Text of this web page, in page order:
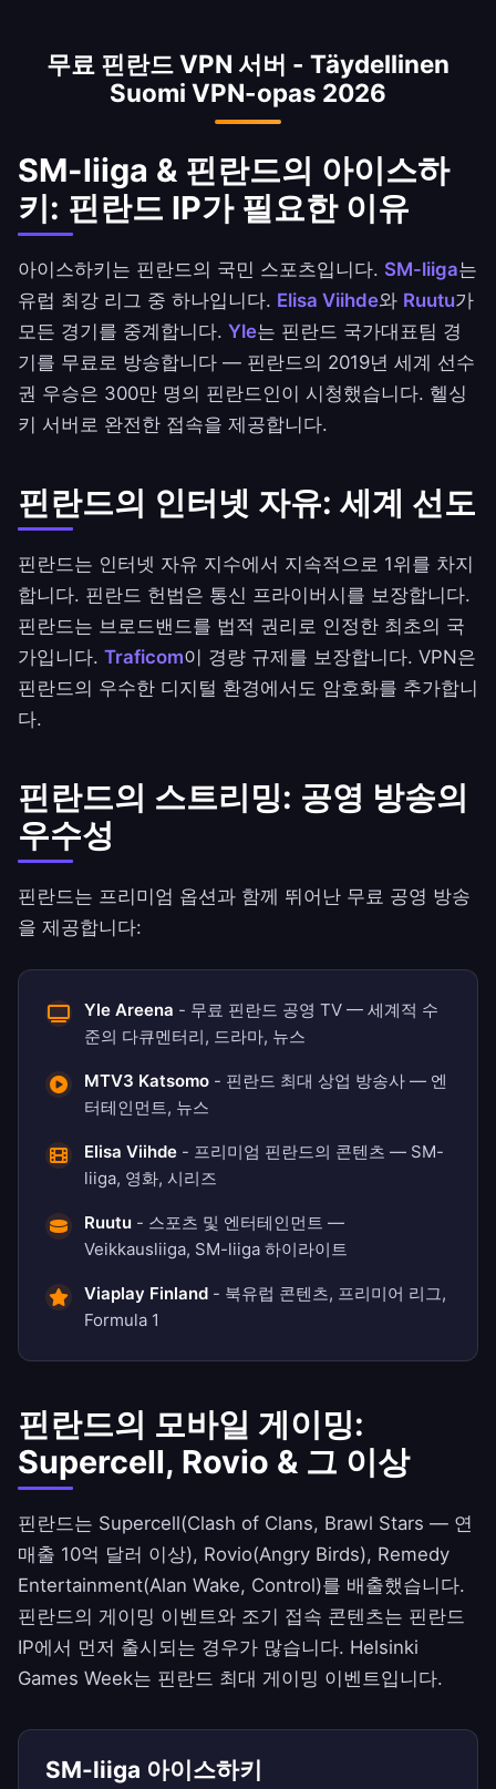
는 핀란드의 최고 인기 스포츠로, 전체 중계에는
핀란드 IP가 필요합니다.
무료 핀란드 VPN 서버 - Täydellinen
Suomi VPN-opas 2026
SM-liiga & 핀란드의 아이스하
키: 핀란드 IP가 필요한 이유
아이스하키는 핀란드의 국민 스포츠입니다. SM-liiga는
유럽 최강 리그 중 하나입니다. Elisa Viihde와 Ruutu가
모든 경기를 중계합니다. Yle는 핀란드 국가대표팀 경
기를 무료로 방송합니다 — 핀란드의 2019년 세계 선수
권 우승은 300만 명의 핀란드인이 시청했습니다. 헬싱
키 서버로 완전한 접속을 제공합니다.
핀란드의 인터넷 자유: 세계 선도
핀란드는 인터넷 자유 지수에서 지속적으로 1위를 차지
합니다. 핀란드 헌법은 통신 프라이버시를 보장합니다.
핀란드는 브로드밴드를 법적 권리로 인정한 최초의 국
가입니다. Traficom이 경량 규제를 보장합니다. VPN은
핀란드의 우수한 디지털 환경에서도 암호화를 추가합니
다.
핀란드의 스트리밍: 공영 방송의
우수성
핀란드는 프리미엄 옵션과 함께 뛰어난 무료 공영 방송
을 제공합니다:
Yle Areena - 무료 핀란드 공영 TV — 세계적 수
준의 다큐멘터리, 드라마, 뉴스
MTV3 Katsomo - 핀란드 최대 상업 방송사 — 엔
터테인먼트, 뉴스
Elisa Viihde - 프리미엄 핀란드의 콘텐츠 — SM-
liiga, 영화, 시리즈
Ruutu - 스포츠 및 엔터테인먼트 —
Veikkausliiga, SM-liiga 하이라이트
Viaplay Finland - 북유럽 콘텐츠, 프리미어 리그,
Formula 1
핀란드의 모바일 게이밍:
Supercell, Rovio & 그 이상
핀란드는 Supercell(Clash of Clans, Brawl Stars — 연
매출 10억 달러 이상), Rovio(Angry Birds), Remedy
Entertainment(Alan Wake, Control)를 배출했습니다.
핀란드의 게이밍 이벤트와 조기 접속 콘텐츠는 핀란드
IP에서 먼저 출시되는 경우가 많습니다. Helsinki
Games Week는 핀란드 최대 게이밍 이벤트입니다.
SM-liiga 아이스하키